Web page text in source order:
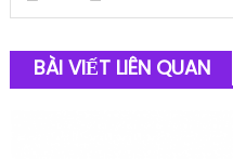
BÀI VIẾT LIÊN QUAN